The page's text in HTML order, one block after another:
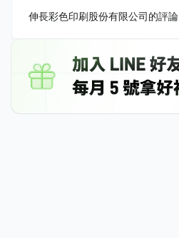
伸長彩色印刷股份有限公司的評論